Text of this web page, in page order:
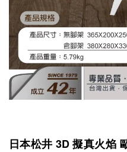
日本松井 3D 擬真火焰